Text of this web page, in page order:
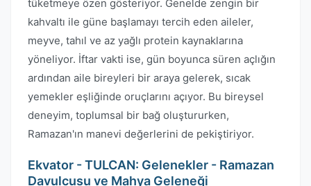
tüketmeye özen gösteriyor. Genelde zengin bir
kahvaltı ile güne başlamayı tercih eden aileler,
meyve, tahıl ve az yağlı protein kaynaklarına
yöneliyor. İftar vakti ise, gün boyunca süren açlığın
ardından aile bireyleri bir araya gelerek, sıcak
yemekler eşliğinde oruçlarını açıyor. Bu bireysel
deneyim, toplumsal bir bağ oluştururken,
Ramazan'ın manevi değerlerini de pekiştiriyor.
Ekvator - TULCAN: Gelenekler - Ramazan
Davulcusu ve Mahya Geleneği